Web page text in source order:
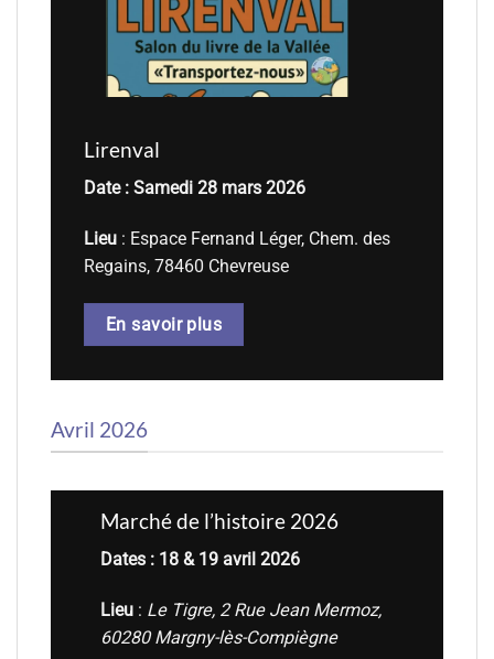
Lirenval
Date : Samedi 28 mars 2026
Lieu : Espace Fernand Léger, Chem. des
Regains, 78460 Chevreuse
En savoir plus
Avril 2026
Marché de l’histoire 2026
Dates : 18 & 19 avril 2026
Lieu: Le Tigre, 2 Rue Jean Mermoz,
60280 Margny-lès-Compiègne